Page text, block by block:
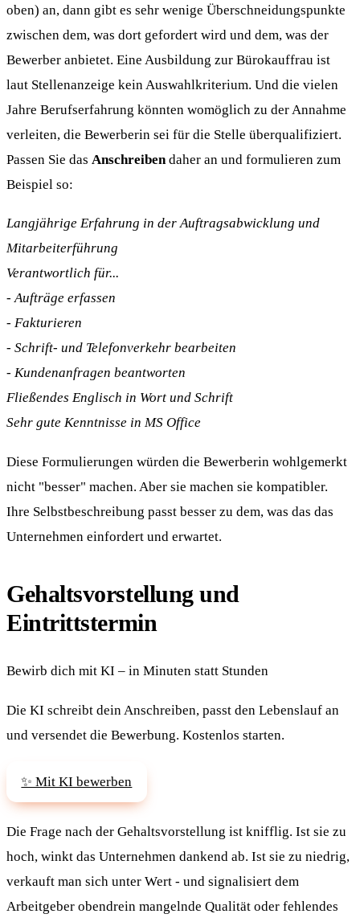
oben) an, dann gibt es sehr wenige Überschneidungspunkte
zwischen dem, was dort gefordert wird und dem, was der
Bewerber anbietet. Eine Ausbildung zur Bürokauffrau ist
laut Stellenanzeige kein Auswahlkriterium. Und die vielen
Jahre Berufserfahrung könnten womöglich zu der Annahme
verleiten, die Bewerberin sei für die Stelle überqualifiziert.
Passen Sie das Anschreibendaher an und formulieren zum
Beispiel so:
Langjährige Erfahrung in der Auftragsabwicklung und
Mitarbeiterführung
Verantwortlich für...
- Aufträge erfassen
- Fakturieren
- Schrift- und Telefonverkehr bearbeiten
- Kundenanfragen beantworten
Fließendes Englisch in Wort und Schrift
Sehr gute Kenntnisse in MS Office
Diese Formulierungen würden die Bewerberin wohlgemerkt
nicht "besser" machen. Aber sie machen sie kompatibler.
Ihre Selbstbeschreibung passt besser zu dem, was das das
Unternehmen einfordert und erwartet.
Gehaltsvorstellung und
Eintrittstermin
Bewirb dich mit KI – in Minuten statt Stunden
Die KI schreibt dein Anschreiben, passt den Lebenslauf an
und versendet die Bewerbung. Kostenlos starten.
✨ Mit KI bewerben
Die Frage nach der Gehaltsvorstellung ist knifflig. Ist sie zu
hoch, winkt das Unternehmen dankend ab. Ist sie zu niedrig,
verkauft man sich unter Wert - und signalisiert dem
Arbeitgeber obendrein mangelnde Qualität oder fehlendes